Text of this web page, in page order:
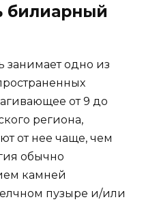
билиарный
занимает одно из
от 9 до
региона,
от нее чаще, чем
обычно
камней
пузыре и/или